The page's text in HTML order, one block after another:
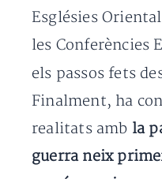
Esglésies
les Conferències
els passos fets
Finalment, ha
realitats amb la
guerra neix